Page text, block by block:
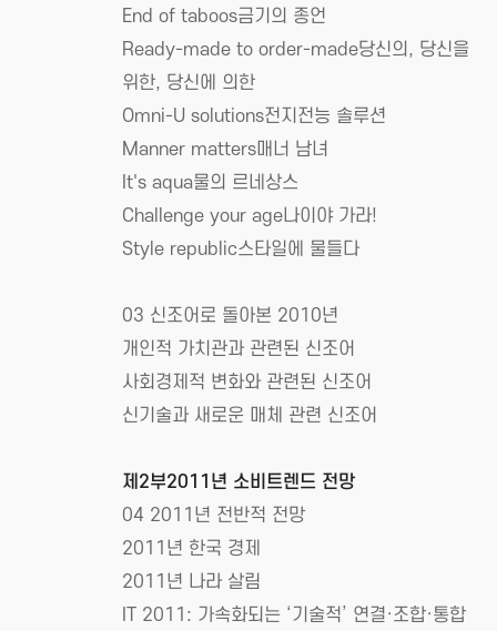
End of taboos금기의 종언
Ready-made to order-made당신의, 당신을
위한, 당신에 의한
Omni-U solutions전지전능 솔루션
Manner matters매너 남녀
It's aqua물의 르네상스
Challenge your age나이야 가라!
Style republic스타일에 물들다
03 신조어로 돌아본 2010년
개인적 가치관과 관련된 신조어
사회경제적 변화와 관련된 신조어
신기술과 새로운 매체 관련 신조어
제2부2011년 소비트렌드 전망
04 2011년 전반적 전망
2011년 한국 경제
2011년 나라 살림
IT 2011: 가속화되는 ‘기술적’ 연결·조합·통합